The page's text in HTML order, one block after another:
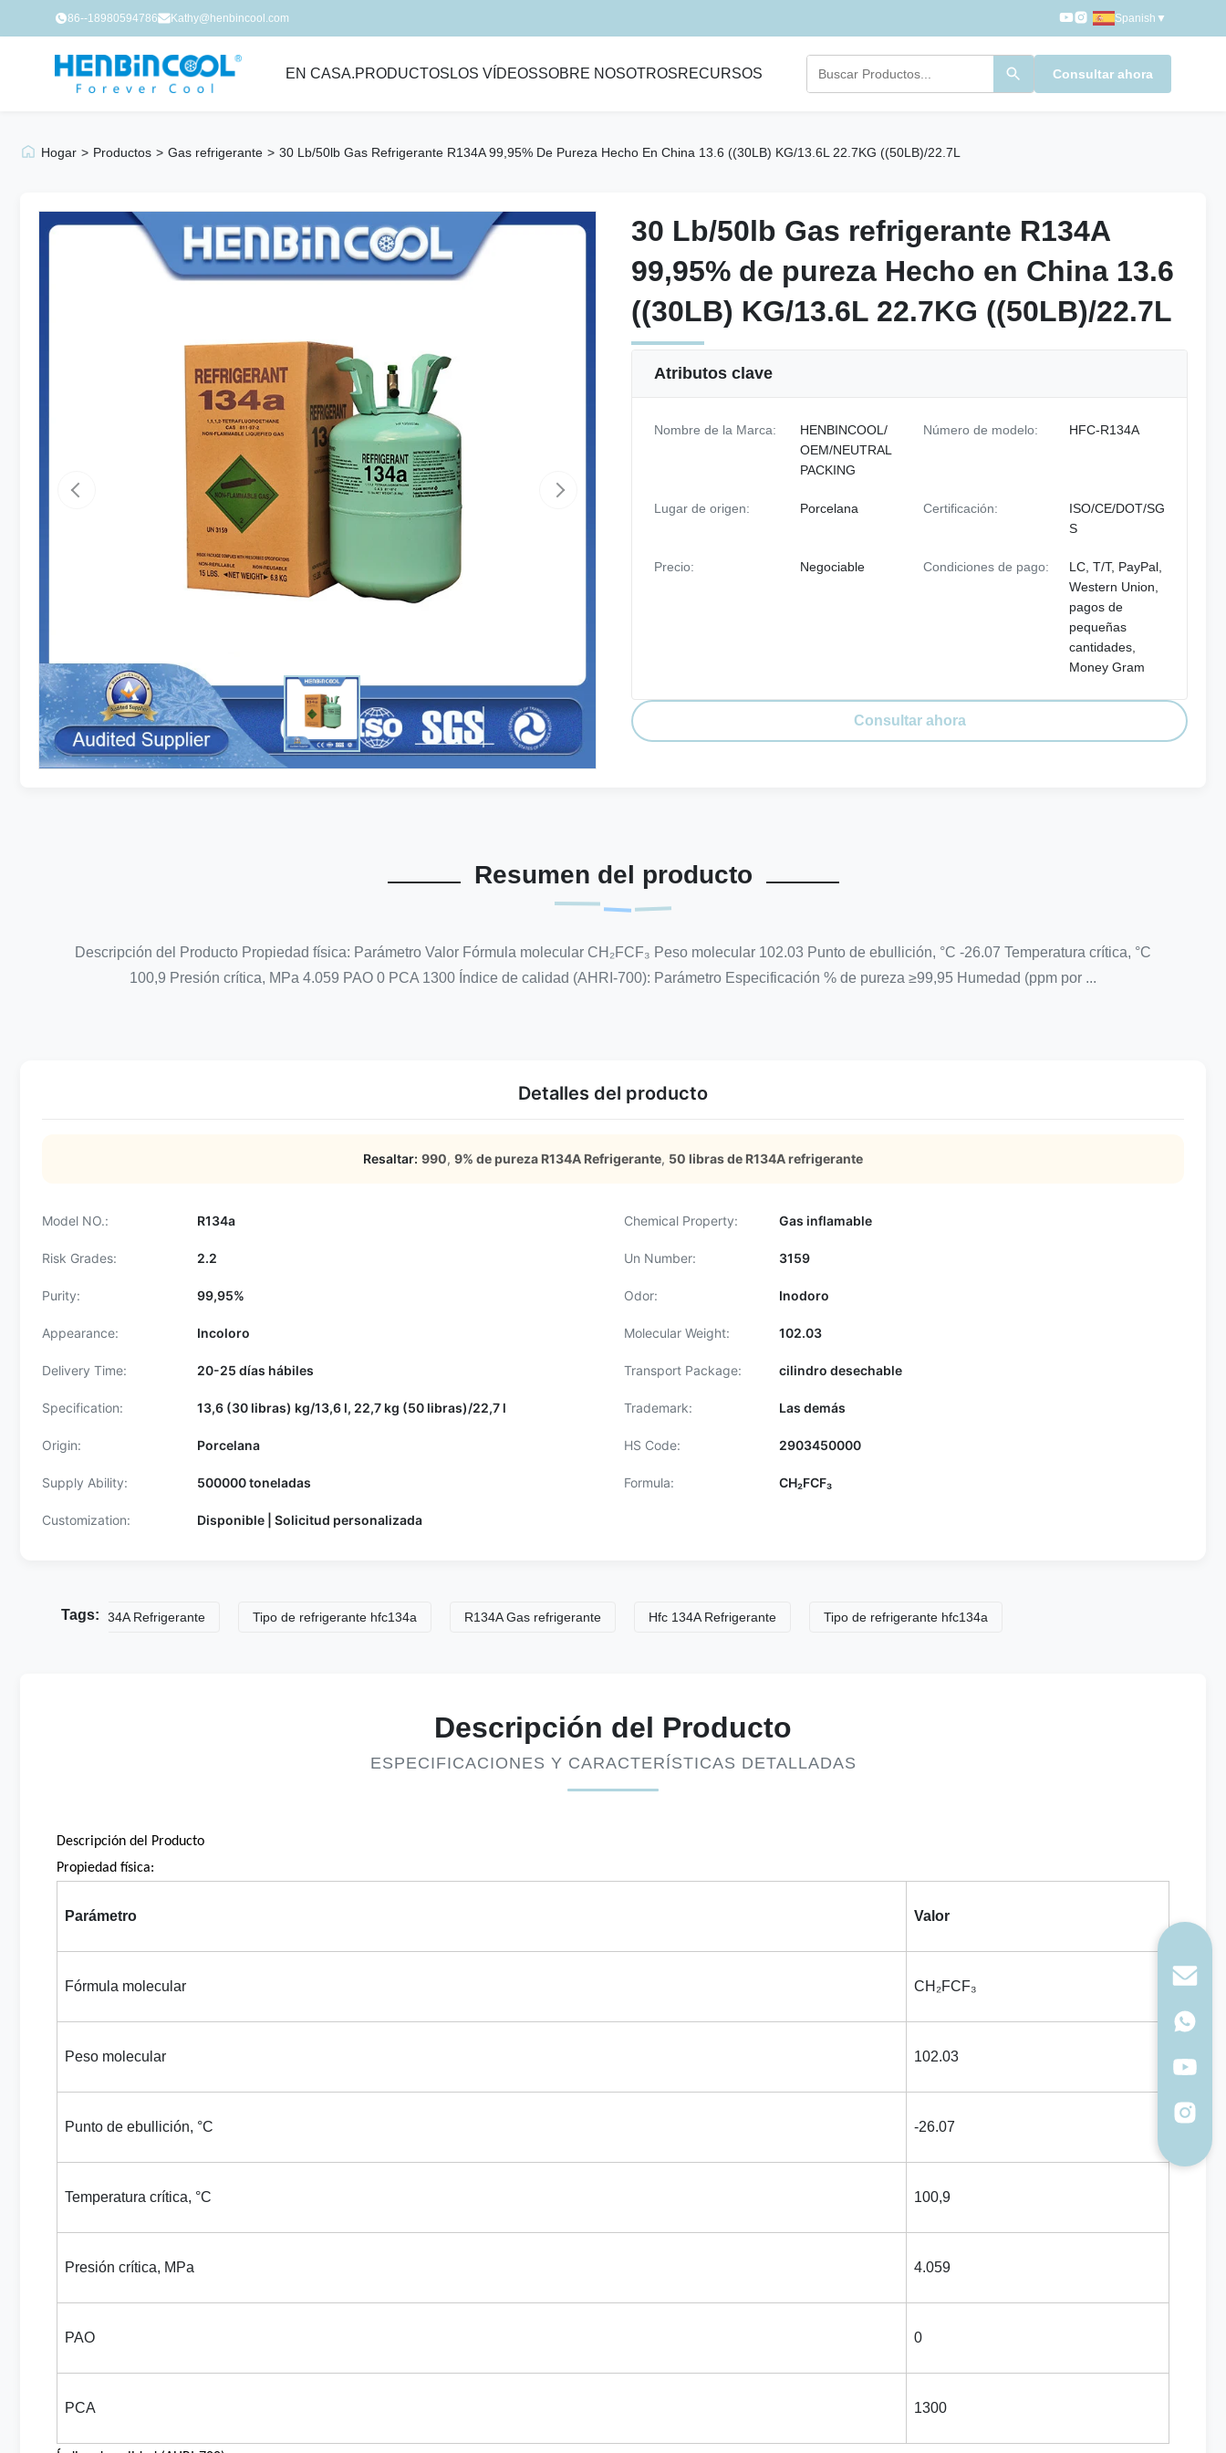
86--18980594786 Kathy@henbincool.com Spanish ▼
EN CASA.PRODUCTOS LOS VÍDEOSSOBRE NOSOTROSRECURSOS Consultar ahora
Hogar > Productos > Gas refrigerante > 30 Lb/50lb Gas Refrigerante R134A 99,95% De Pureza Hecho En China 13.6 ((30LB) KG/13.6L 22.7KG ((50LB)/22.7L
30 Lb/50lb Gas refrigerante R134A
99,95% de pureza Hecho en China 13.6
((30LB) KG/13.6L 22.7KG ((50LB)/22.7L
30 Lb/50lb Gas refrigerante R134A
99,95% de pureza Hecho en China 13.6
((30LB) KG/13.6L 22.7KG ((50LB)/22.7L
Atributos clave
Nombre de la Marca:
HENBINCOOL/
OEM/NEUTRAL
PACKING
Número de modelo: HFC-R134A
Lugar de origen: Porcelana Certificación:
ISO/CE/DOT/SG
S
Precio: Negociable Condiciones de pago:
LC, T/T, PayPal,
Western Union,
pagos de
pequeñas
cantidades,
Money Gram
Consultar ahora
Resumen del producto
Descripción del Producto Propiedad física: Parámetro Valor Fórmula molecular CH₂FCF₃ Peso molecular 102.03 Punto de ebullición, °C -26.07 Temperatura crítica, °C
100,9 Presión crítica, MPa 4.059 PAO 0 PCA 1300 Índice de calidad (AHRI-700): Parámetro Especificación % de pureza ≥99,95 Humedad (ppm por ...
Detalles del producto
Resaltar: 990, 9% de pureza R134A Refrigerante, 50 libras de R134A refrigerante
Model NO.: R134a Chemical Property: Gas inflamable
Risk Grades: 2.2 Un Number: 3159
Purity: 99,95% Odor: Inodoro
Appearance: Incoloro Molecular Weight: 102.03
Delivery Time: 20-25 días hábiles Transport Package: cilindro desechable
Specification: 13,6 (30 libras) kg/13,6 l, 22,7 kg (50 libras)/22,7 l Trademark: Las demás
Origin: Porcelana HS Code: 2903450000
Supply Ability: 500000 toneladas Formula: CH₂FCF₃
Customization: Disponible | Solicitud personalizada
Tags:
Hfc 134A Refrigerante Tipo de refrigerante hfc134a R134A Gas refrigerante Hfc 134A Refrigerante Tipo de refrigerante hfc134a
Descripción del Producto
ESPECIFICACIONES Y CARACTERÍSTICAS DETALLADAS
Descripción del Producto
Propiedad física:
Parámetro Valor
Fórmula molecular CH₂FCF₃
Peso molecular 102.03
Punto de ebullición, °C -26.07
Temperatura crítica, °C 100,9
Presión crítica, MPa 4.059
PAO 0
PCA 1300